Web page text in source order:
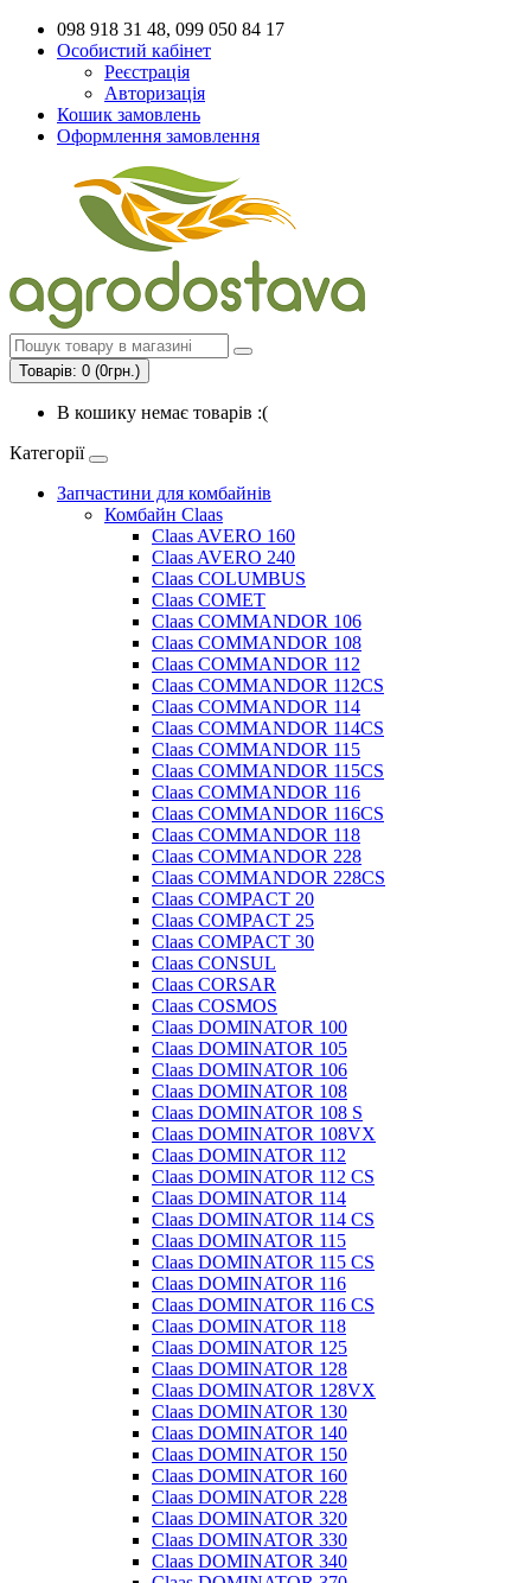
098 918 31 48, 099 050 84 17
Особистий кабінет
Реєстрація
Авторизація
Кошик замовлень
Оформлення замовлення
Товарів: 0 (0грн.)
В кошику немає товарів :(
Категорії
Запчастини для комбайнів
Комбайн Claas
Claas AVERO 160
Claas AVERO 240
Claas COLUMBUS
Claas COMET
Claas COMMANDOR 106
Claas COMMANDOR 108
Claas COMMANDOR 112
Claas COMMANDOR 112CS
Claas COMMANDOR 114
Claas COMMANDOR 114CS
Claas COMMANDOR 115
Claas COMMANDOR 115CS
Claas COMMANDOR 116
Claas COMMANDOR 116CS
Claas COMMANDOR 118
Claas COMMANDOR 228
Claas COMMANDOR 228CS
Claas COMPACT 20
Claas COMPACT 25
Claas COMPACT 30
Claas CONSUL
Claas CORSAR
Claas COSMOS
Claas DOMINATOR 100
Claas DOMINATOR 105
Claas DOMINATOR 106
Claas DOMINATOR 108
Claas DOMINATOR 108 S
Claas DOMINATOR 108VX
Claas DOMINATOR 112
Claas DOMINATOR 112 CS
Claas DOMINATOR 114
Claas DOMINATOR 114 CS
Claas DOMINATOR 115
Claas DOMINATOR 115 CS
Claas DOMINATOR 116
Claas DOMINATOR 116 CS
Claas DOMINATOR 118
Claas DOMINATOR 125
Claas DOMINATOR 128
Claas DOMINATOR 128VX
Claas DOMINATOR 130
Claas DOMINATOR 140
Claas DOMINATOR 150
Claas DOMINATOR 160
Claas DOMINATOR 228
Claas DOMINATOR 320
Claas DOMINATOR 330
Claas DOMINATOR 340